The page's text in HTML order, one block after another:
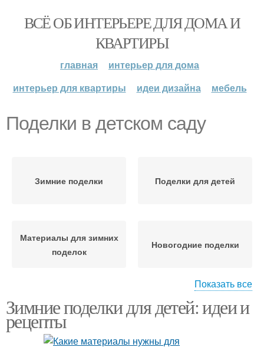
ВСЁ ОБ ИНТЕРЬЕРЕ ДЛЯ ДОМА И
КВАРТИРЫ
главная
интерьер для дома
интерьер для квартиры
идеи дизайна мебель
Поделки в детском саду
Зимние поделки Поделки для детей
Материалы для зимних
поделок
Новогодние поделки
Новогодняя поделка Поделки из соломы
Показать все
Зимние поделки для детей: идеи и
рецепты